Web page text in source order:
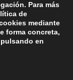
española de
Sangenjo,
-Política de
Para más
de
mediante
forma concreta,
en